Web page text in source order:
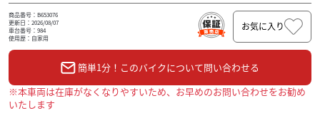
商品番号：B653076
更新日：2026/08/07
車台番号：984
使用歴：自家用
お気に入り
簡単1分！このバイクについて問い合わせる
※本車両は在庫がなくなりやすいため、お早めのお問い合わせをお勧め
いたします